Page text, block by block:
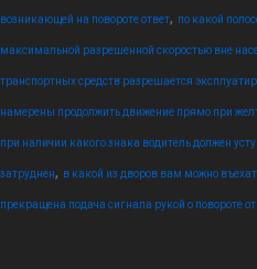
возникающей на повороте ответ, по какой
максимальной разрешенной скоростью вне
транспортных средств разрешается
намерены продолжить движение прямо при
при наличии какого знака водитель должен
затруднен, в какой из дворов вам можно
прекращена подача сигнала рукой о повороте